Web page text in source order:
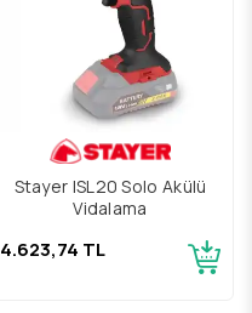
Stayer ISL20 Solo Akülü
Vidalama
4.623,74 TL